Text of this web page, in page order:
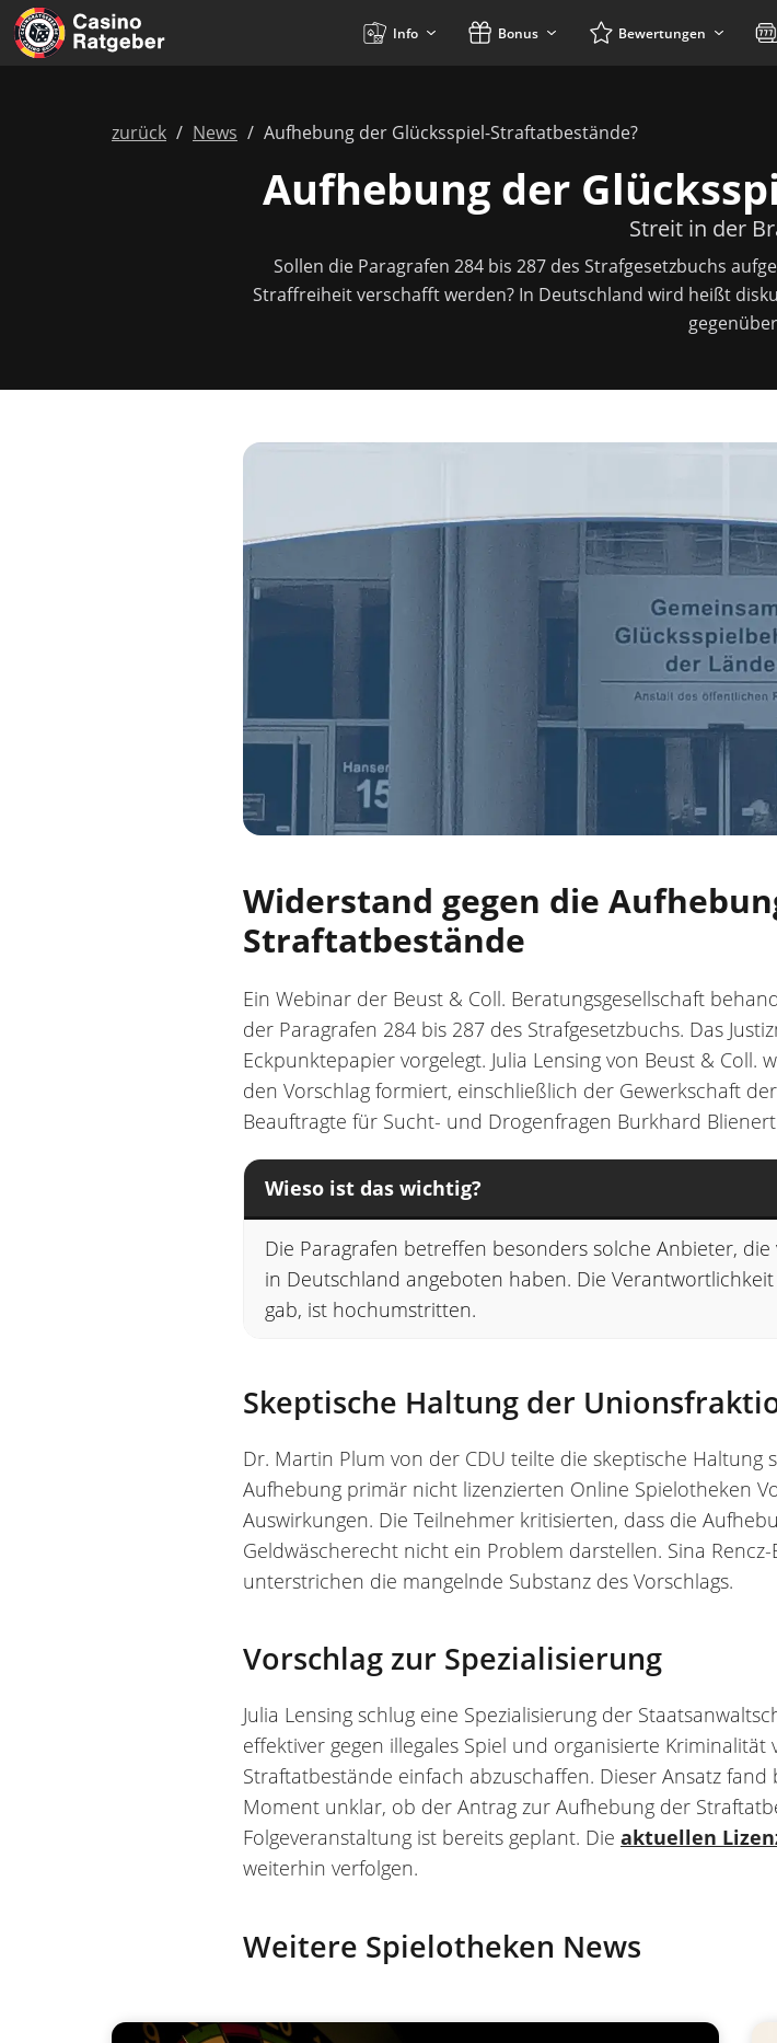
Info Bonus Bewertungen
zurück News Aufhebung der Glücksspiel-Straftatbestände?
Aufhebung der
Streit in der
Sollen die Paragrafen 284 bis 287 des Strafgesetzbuchs
Straffreiheit verschafft werden? In Deutschland wird heißt
Widerstand gegen die
Straftatbestände
Ein Webinar der Beust & Coll. Beratungsgesellschaft
der Paragrafen 284 bis 287 des Strafgesetzbuchs. Das
Eckpunktepapier vorgelegt. Julia Lensing von Beust &
den Vorschlag formiert, einschließlich der Gewerkschaft
Beauftragte für Sucht- und Drogenfragen Burkhard
Wieso ist das wichtig?
Die Paragrafen betreffen besonders solche Anbieter,
in Deutschland angeboten haben. Die
gab, ist hochumstritten.
Skeptische Haltung der
Dr. Martin Plum von der CDU teilte die skeptische Haltung
Aufhebung primär nicht lizenzierten Online Spielotheken
Auswirkungen. Die Teilnehmer kritisierten, dass die
Geldwäscherecht nicht ein Problem darstellen. Sina
unterstrichen die mangelnde Substanz des Vorschlags.
Vorschlag zur Spezialisierung
Julia Lensing schlug eine Spezialisierung der
effektiver gegen illegales Spiel und organisierte
Straftatbestände einfach abzuschaffen. Dieser Ansatz
Moment unklar, ob der Antrag zur Aufhebung der
Folgeveranstaltung ist bereits geplant. Die aktuellen
weiterhin verfolgen.
Weitere Spielotheken News